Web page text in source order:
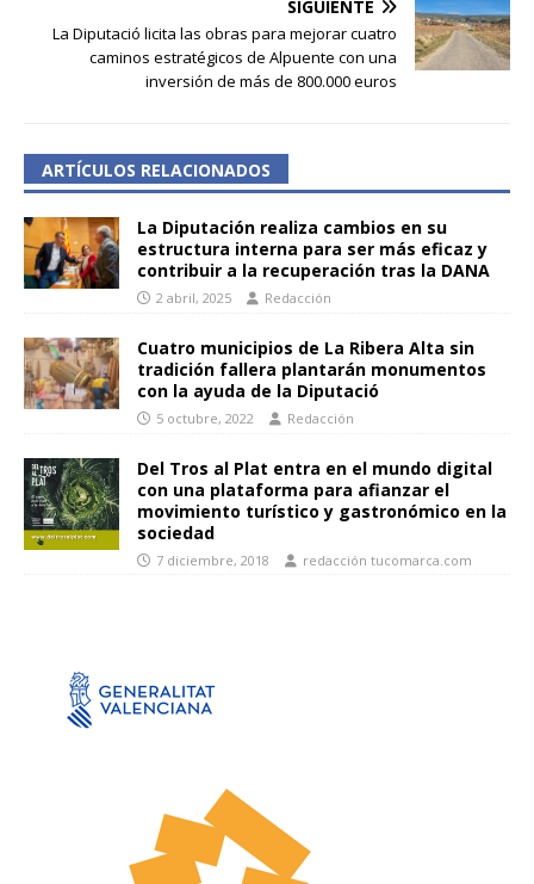
SIGUIENTE
La Diputació licita las obras para mejorar cuatro
caminos estratégicos de Alpuente con una
inversión de más de 800.000 euros
ARTÍCULOS RELACIONADOS
La Diputación realiza cambios en su
estructura interna para ser más eficaz y
contribuir a la recuperación tras la DANA
2 abril, 2025 Redacción
Cuatro municipios de La Ribera Alta sin
tradición fallera plantarán monumentos
con la ayuda de la Diputació
5 octubre, 2022 Redacción
Del Tros al Plat entra en el mundo digital
con una plataforma para afianzar el
movimiento turístico y gastronómico en la
sociedad
7 diciembre, 2018 redacción tucomarca.com